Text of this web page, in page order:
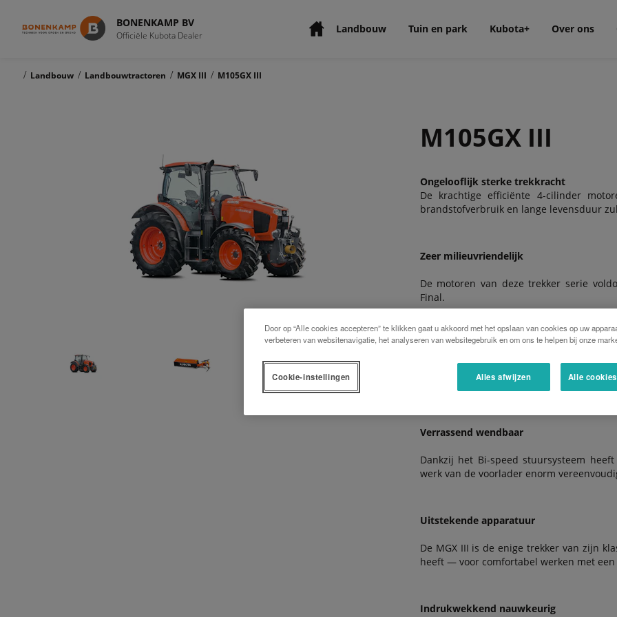
BONENKAMP BV
Officiële Kubota Dealer Landbouw Tuin en park Kubota+ Over ons
/ Landbouw / Landbouwtractoren / MGX III / M105GX III
M105GX III
Ongelooflijk sterke trekkracht
De krachtige efficiënte 4-cilinder
brandstofverbruik en lange levensduur
Zeer milieuvriendelijk
De motoren van deze trekker serie
Final.
Geweldig comfortabel
De ruime cabine is een comfortabele
bedieningselementen hebben hun
Verrassend wendbaar
Dankzij het Bi-speed stuursysteem
werk van de voorlader enorm
Uitstekende apparatuur
De MGX III is de enige trekker van zijn
heeft — voor comfortabel werken met
Indrukwekkend nauwkeurig
Door op “Alle cookies accepteren” te klikken gaat u akkoord met het opslaan van cookies op uw
verbeteren van websitenavigatie, het analyseren van websitegebruik en om ons te helpen bij onze
Alles afwijzen Alle
Cookie-instellingen